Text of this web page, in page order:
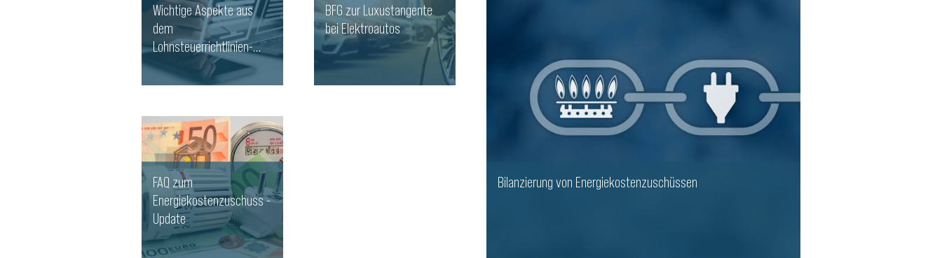
Wichtige Aspekte aus
dem
Lohnsteuerrichtlinien-
Wartungserlass 2022
BFG zur Luxustangente
bei Elektroautos
Bilanzierung von Energiekostenzuschüssen
FAQ zum
Energiekostenzuschuss -
Update